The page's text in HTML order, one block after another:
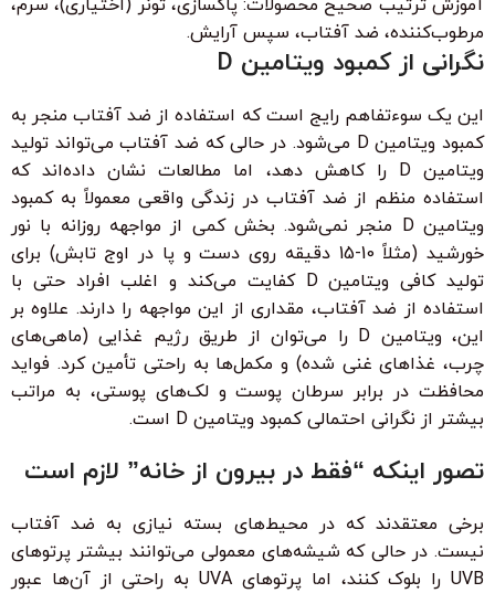
آموزش ترتیب صحیح محصولات: پاکسازی، تونر (اختیاری)، سرم،
مرطوب‌کننده، ضد آفتاب، سپس آرایش.
نگرانی از کمبود ویتامین D
این یک سوءتفاهم رایج است که استفاده از ضد آفتاب منجر به
کمبود ویتامین D می‌شود. در حالی که ضد آفتاب می‌تواند تولید
ویتامین D را کاهش دهد، اما مطالعات نشان داده‌اند که
استفاده منظم از ضد آفتاب در زندگی واقعی معمولاً به کمبود
ویتامین D منجر نمی‌شود. بخش کمی از مواجهه روزانه با نور
خورشید (مثلاً 10-15 دقیقه روی دست و پا در اوج تابش) برای
تولید کافی ویتامین D کفایت می‌کند و اغلب افراد حتی با
استفاده از ضد آفتاب، مقداری از این مواجهه را دارند. علاوه بر
این، ویتامین D را می‌توان از طریق رژیم غذایی (ماهی‌های
چرب، غذاهای غنی شده) و مکمل‌ها به راحتی تأمین کرد. فواید
محافظت در برابر سرطان پوست و لک‌های پوستی، به مراتب
بیشتر از نگرانی احتمالی کمبود ویتامین D است.
تصور اینکه “فقط در بیرون از خانه” لازم است
برخی معتقدند که در محیط‌های بسته نیازی به ضد آفتاب
نیست. در حالی که شیشه‌های معمولی می‌توانند بیشتر پرتوهای
UVB را بلوک کنند، اما پرتوهای UVA به راحتی از آن‌ها عبور